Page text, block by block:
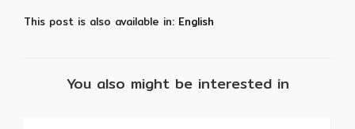
This post is also available in: English
You also might be interested in